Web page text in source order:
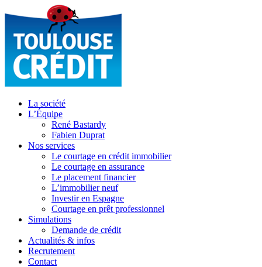
La société
L’Équipe
René Bastardy
Fabien Duprat
Nos services
Le courtage en crédit immobilier
Le courtage en assurance
Le placement financier
L’immobilier neuf
Investir en Espagne
Courtage en prêt professionnel
Simulations
Demande de crédit
Actualités & infos
Recrutement
Contact